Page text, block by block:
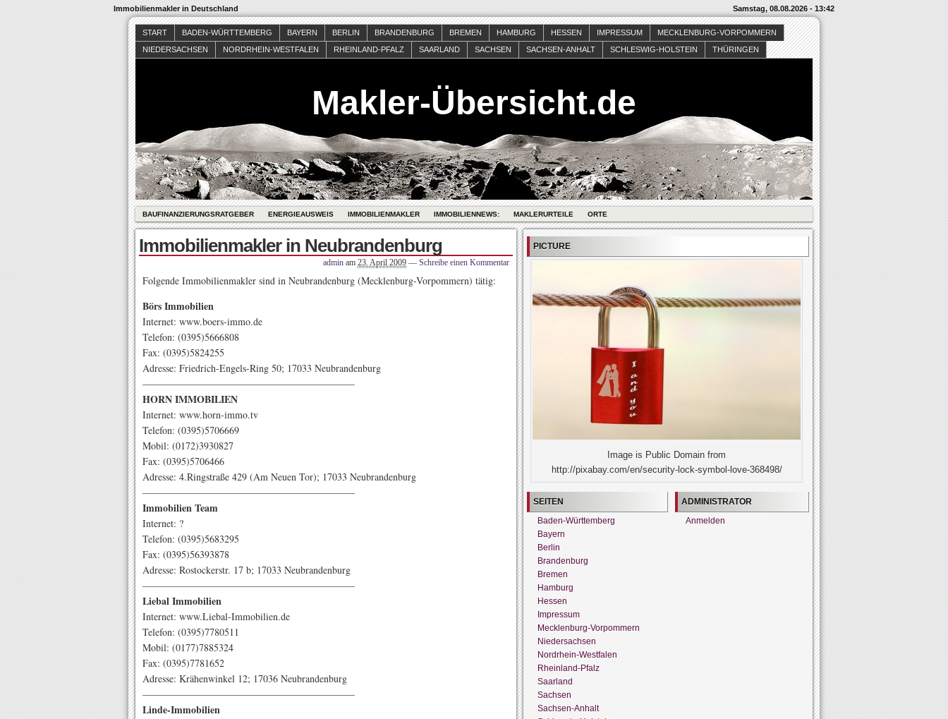
Immobilienmakler in Deutschland Samstag, 08.08.2026 - 13:42
START BADEN-WÜRTTEMBERG BAYERN BERLIN BRANDENBURG BREMEN HAMBURG HESSEN IMPRESSUM
MECKLENBURG-VORPOMMERN
NIEDERSACHSEN
NORDRHEIN-WESTFALEN RHEINLAND-PFALZ SAARLAND SACHSEN SACHSEN-ANHALT SCHLESWIG-HOLSTEIN THÜRINGEN
Makler-Übersicht.de
BAUFINANZIERUNGSRATGEBER ENERGIEAUSWEIS IMMOBILIENMAKLER IMMOBILIENNEWS: MAKLERURTEILE ORTE
Immobilienmakler in Neubrandenburg
admin am 23. April 2009 — Schreibe einen Kommentar
Folgende Immobilienmakler sind in Neubrandenburg (Mecklenburg-Vorpommern) tätig:
Börs Immobilien
Internet: www.boers-immo.de
Telefon: (0395)5666808
Fax: (0395)5824255
Adresse: Friedrich-Engels-Ring 50; 17033 Neubrandenburg
—————————————————————–
HORN IMMOBILIEN
Internet: www.horn-immo.tv
Telefon: (0395)5706669
Mobil: (0172)3930827
Fax: (0395)5706466
Adresse: 4.Ringstraße 429 (Am Neuen Tor); 17033 Neubrandenburg
—————————————————————–
Immobilien Team
Internet: ?
Telefon: (0395)5683295
Fax: (0395)56393878
Adresse: Rostockerstr. 17 b; 17033 Neubrandenburg
—————————————————————–
Liebal Immobilien
Internet: www.Liebal-Immobilien.de
Telefon: (0395)7780511
Mobil: (0177)7885324
Fax: (0395)7781652
Adresse: Krähenwinkel 12; 17036 Neubrandenburg
—————————————————————–
Linde-Immobilien
PICTURE
Image is Public Domain from
http://pixabay.com/en/security-lock-symbol-love-368498/
SEITEN
Baden-Württemberg
Bayern
Berlin
Brandenburg
Bremen
Hamburg
Hessen
Impressum
Mecklenburg-Vorpommern
Niedersachsen
Nordrhein-Westfalen
Rheinland-Pfalz
Saarland
Sachsen
Sachsen-Anhalt
ADMINISTRATOR
Anmelden